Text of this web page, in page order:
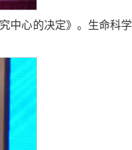
中心的决定》。生命科